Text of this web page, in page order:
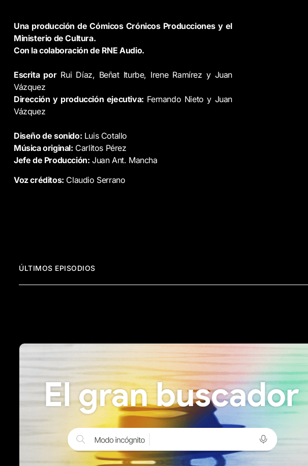
Una producción de Cómicos Crónicos Producciones y el
Ministerio de Cultura.
Con lacolaboración de RNE Audio.
Escrita por Rui Díaz, Beñat Iturbe, Irene Ramírez y Juan
Vázquez
Dirección y producción ejecutiva: Fernando Nieto y Juan
Vázquez
Diseñode sonido: Luis Cotallo
Músicaoriginal: Carlitos Pérez
Jefe de Producción: Juan Ant. Mancha
Vozcréditos: Claudio Serrano
ÚLTIMOS EPISODIOS